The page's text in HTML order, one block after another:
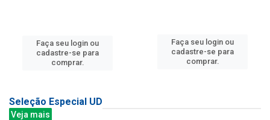
Faça seu login ou
cadastre-se para
comprar.
Faça seu login ou
cadastre-se para
comprar.
Seleção Especial UD
Veja mais